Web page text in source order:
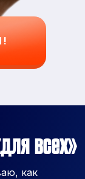
всех»
как